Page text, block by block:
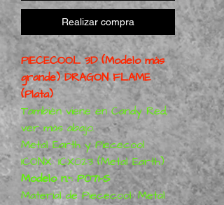
Realizar compra
PIECECOOL 3D (Modelo más
grande) DRAGON FLAME
(Plata)
También viene en Candy Red,
ver más abajo.
Metal Earth y Piececool
ICONX: ICX023 (Metal Earth)
Modelo n.°: P071-S
Material de Piececool: Metal